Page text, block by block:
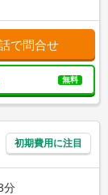
で問合せ
無料
初期費用に注目
分